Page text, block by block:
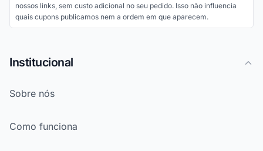
nossos links, sem custo adicional no seu pedido. Isso não influencia
quais cupons publicamos nem a ordem em que aparecem.
Institucional
Sobre nós
Como funciona